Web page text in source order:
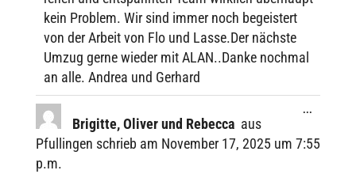
kein Problem. Wir sind immer noch begeis­tert
von der Arbeit von Flo und Lasse.Der nächste
Umzug gerne wieder mit ALAN..Danke noch­mal
an alle. Andrea und Gerhard
Brigitte, Oliver und Rebecca aus
Pfullingen schrieb am Novem­ber 17, 2025 um 7:55
p.m.
...